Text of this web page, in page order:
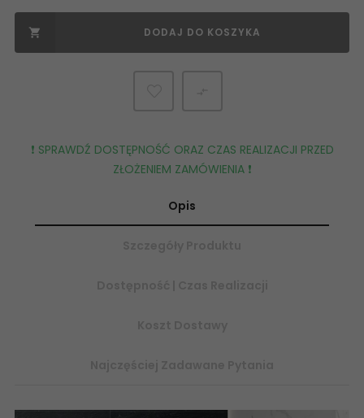
 DODAJ DO KOSZYKA
❗️ SPRAWDŹ DOSTĘPNOŚĆ ORAZ CZAS REALIZACJI PRZED
ZŁOŻENIEM ZAMÓWIENIA ❗️
Opis